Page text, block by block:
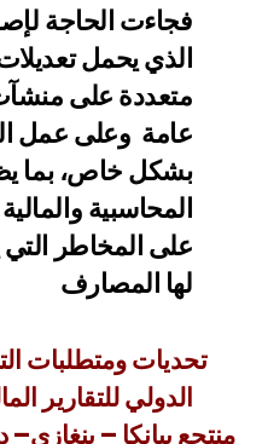
فجاءت الحاجة
الذي يحمل
متعددة على
عامة وعلى عمل
بشكل خاص، بما
المحاسبية
على المخاطر
لها المصارف
الدولي للتقارير